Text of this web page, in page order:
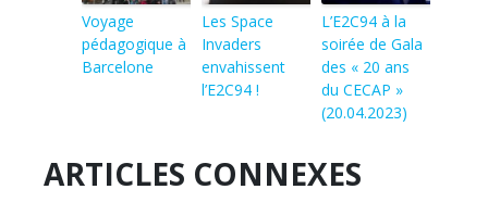
Voyage
pédagogique à
Barcelone
Les Space
Invaders
envahissent
l’E2C94 !
L’E2C94 à la
soirée de Gala
des « 20 ans
du CECAP »
(20.04.2023)
ARTICLES CONNEXES